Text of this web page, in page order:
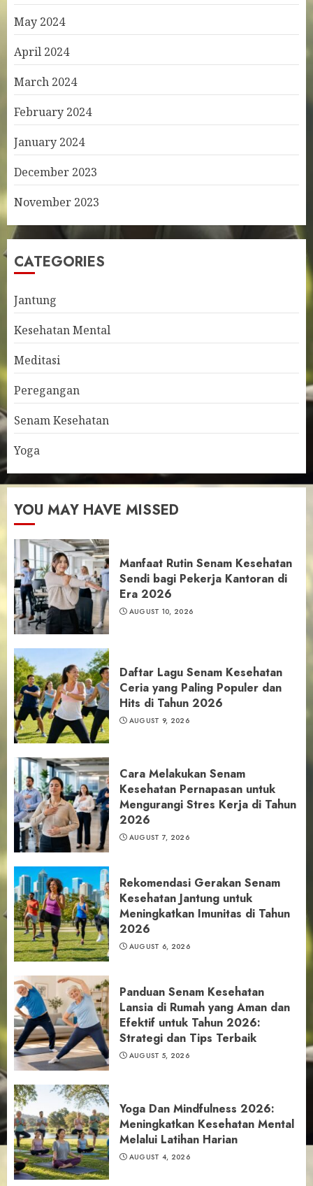
May 2024
April 2024
March 2024
February 2024
January 2024
December 2023
November 2023
CATEGORIES
Jantung
Kesehatan Mental
Meditasi
Peregangan
Senam Kesehatan
Yoga
YOU MAY HAVE MISSED
Manfaat Rutin Senam Kesehatan
Sendi bagi Pekerja Kantoran di
Era 2026
AUGUST 10, 2026
Daftar Lagu Senam Kesehatan
Ceria yang Paling Populer dan
Hits di Tahun 2026
AUGUST 9, 2026
Cara Melakukan Senam
Kesehatan Pernapasan untuk
Mengurangi Stres Kerja di Tahun
2026
AUGUST 7, 2026
Rekomendasi Gerakan Senam
Kesehatan Jantung untuk
Meningkatkan Imunitas di Tahun
2026
AUGUST 6, 2026
Panduan Senam Kesehatan
Lansia di Rumah yang Aman dan
Efektif untuk Tahun 2026:
Strategi dan Tips Terbaik
AUGUST 5, 2026
Yoga Dan Mindfulness 2026:
Meningkatkan Kesehatan Mental
Melalui Latihan Harian
AUGUST 4, 2026